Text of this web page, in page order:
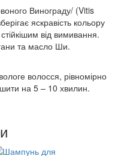
Винограду/ (Vitis
яскравість кольору
від вимивання.
та масло Ши.
волосся, рівномірно
на 5 – 10 хвилин.